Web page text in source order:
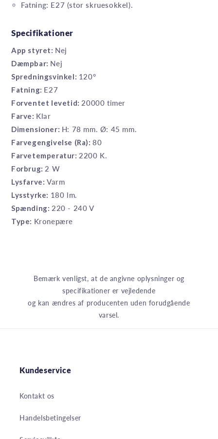
Fatning: E27 (stor skruesokkel).
Specifikationer
App styret: Nej
Dæmpbar: Nej
Spredningsvinkel: 120°
Fatning: E27
Forventet levetid: 20000 timer
Farve: Klar
Dimensioner: H: 78 mm. Ø: 45 mm.
Farvegengivelse (Ra):80
Farvetemperatur: 2200 K.
Forbrug: 2 W
Lysfarve: Varm
Lysstyrke: 180 lm.
Spænding: 220 - 240 V
Type: Kronepære
Bemærk venligst, at de angivne oplysninger og
specifikationer er vejledende
og kan ændres af producenten uden forudgående
varsel.
Kundeservice
Kontakt os
Handelsbetingelser